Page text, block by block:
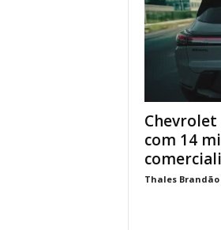
com 14
Thales Brandão